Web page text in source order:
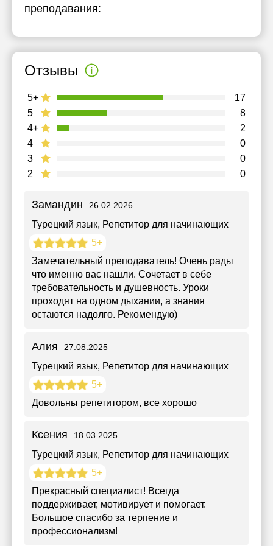
преподавания:
Отзывы
2 0
3 0
4 0
4+ 2
5 8
5+ 17
Замандин 26.02.2026
Турецкий язык, Репетитор для начинающих
5+
Замечательный преподаватель! Очень рады
что именно вас нашли. Сочетает в себе
требовательность и душевность. Уроки
проходят на одном дыхании, а знания
остаются надолго. Рекомендую)
Алия 27.08.2025
Турецкий язык, Репетитор для начинающих
5+
Довольны репетитором, все хорошо
Ксения 18.03.2025
Турецкий язык, Репетитор для начинающих
5+
Прекрасный специалист! Всегда
поддерживает, мотивирует и помогает.
Большое спасибо за терпение и
профессионализм!